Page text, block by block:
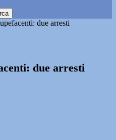
due arresti
due arresti